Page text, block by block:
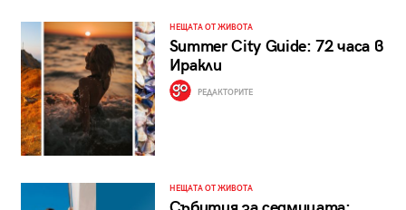
НЕЩАТА ОТ ЖИВОТА
Summer City Guide: 72 часа в
Иракли
РЕДАКТОРИТЕ
НЕЩАТА ОТ ЖИВОТА